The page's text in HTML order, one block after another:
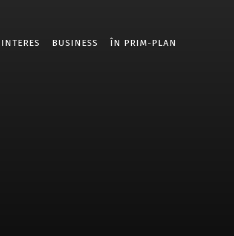
BUSINESS ÎN PRIM-PLAN